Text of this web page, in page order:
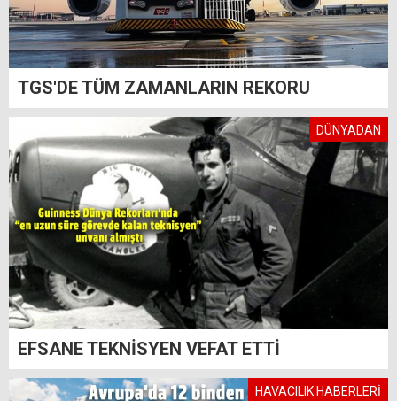
TGS'DE TÜM ZAMANLARIN REKORU
DÜNYADAN
EFSANE TEKNİSYEN VEFAT ETTİ
HAVACILIK HABERLERİ